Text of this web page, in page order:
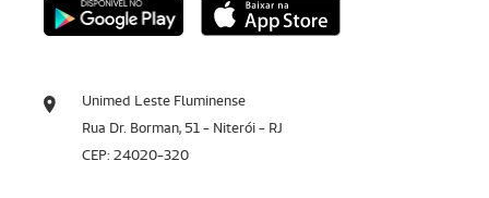
Unimed Leste Fluminense
Rua Dr. Borman, 51 - Niterói - RJ
CEP: 24020-320